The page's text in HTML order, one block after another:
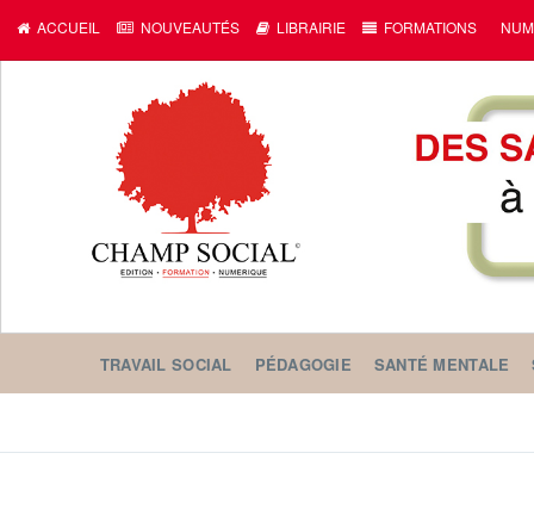
ACCUEIL NOUVEAUTÉS LIBRAIRIE FORMATIONS
TRAVAIL SOCIAL PÉDAGOGIE SANTÉ MENTALE